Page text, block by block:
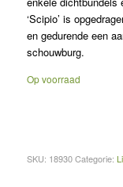
‘Scipio’ is
en gedurende een
schouwburg.
Op voorraad
SKU: 18930 Categorie: